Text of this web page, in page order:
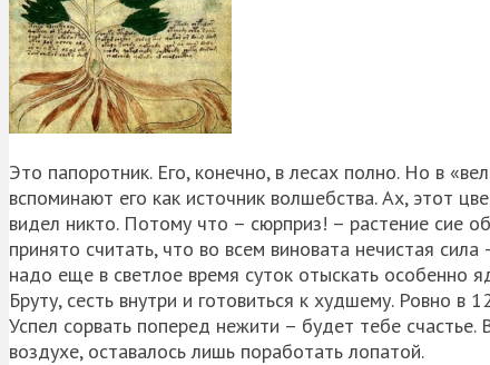
Это папоротник. Его, конечно, в лесах полно. Но в
вспоминают его как источник волшебства. Ах, этот
видел никто. Потому что – сюрприз! – растение сие
принято считать, что во всем виновата нечистая
надо еще в светлое время суток отыскать особенно
Бруту, сесть внутри и готовиться к худшему. Ровно в
Успел сорвать поперед нежити – будет тебе
воздухе, оставалось лишь поработать лопатой.